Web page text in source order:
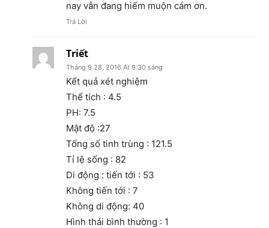
nay vẫn đang hiếm muộn cám ơn.
Trả Lời
Triết
Tháng 9 28, 2016 At 9:30 sáng
Kết quả xét nghiệm
Thể tích : 4.5
PH: 7.5
Mật độ :27
Tống số tinh trùng : 121.5
Tỉ lệ sống : 82
Di động : tiến tới : 53
Không tiến tới : 7
Không di động: 40
Hình thái bình thường : 1